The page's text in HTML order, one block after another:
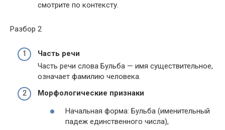
смотрите по контексту.
Разбор 2
Часть речи
Часть речи слова Бульба — имя существительное,
означает фамилию человека
Морфологические признаки
Начальная форма: Бульба (именительный
падеж единственного числа),